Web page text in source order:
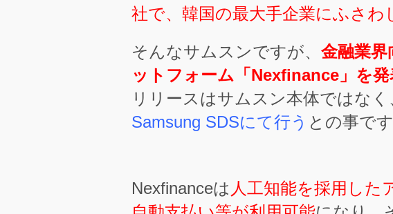
社で、韓国の最大手企業にふさわ
そんなサムスンですが、 金融業
ットフォーム「Nexfinance」を発
リリースはサムスン本体ではなく
Samsung SDSにて行う との事です
Nexfinanceは 人工知能を採用した